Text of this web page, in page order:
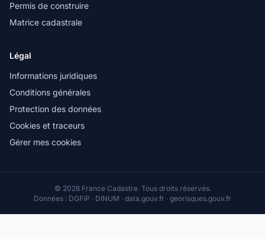
Permis de construire
Matrice cadastrale
Légal
Informations juridiques
Conditions générales
Protection des données
Cookies et traceurs
Gérer mes cookies
© 2026 France Cadastre. Tous droits réservés.
Données : DGFiP · DINUM · data.gouv.fr · georisques.gouv.fr